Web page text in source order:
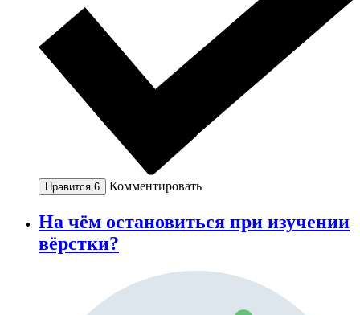
Нравится 6 Комментировать
На чём остановиться при изучении
вёрстки?